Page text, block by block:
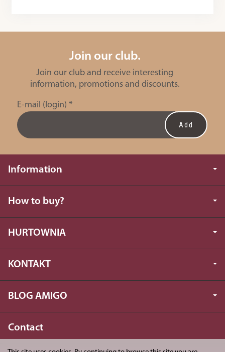
Join our club.
Join our club and receive interesting
information, promotions and discounts.
E-mail (login) *
Information
How to buy?
HURTOWNIA
KONTAKT
BLOG AMIGO
Contact